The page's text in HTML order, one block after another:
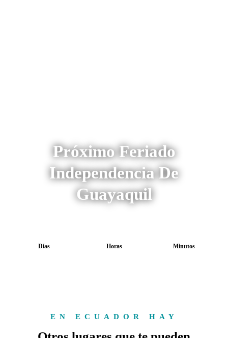
Próximo Feriado
Independencia De
Guayaquil
Días Horas Minutos
EN ECUADOR HAY